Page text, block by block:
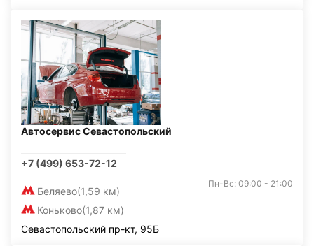
Автосервис Севастопольский
+7 (499) 653-72-12
Беляево(1,59 км)
Коньково(1,87 км)
Пн-Вс: 09:00 - 21:00
Севастопольский пр-кт, 95Б